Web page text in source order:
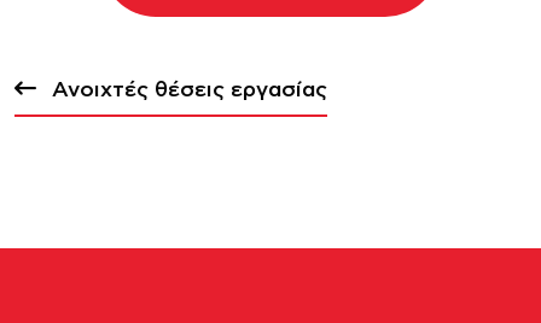
Ανοιχτές θέσεις εργασίας